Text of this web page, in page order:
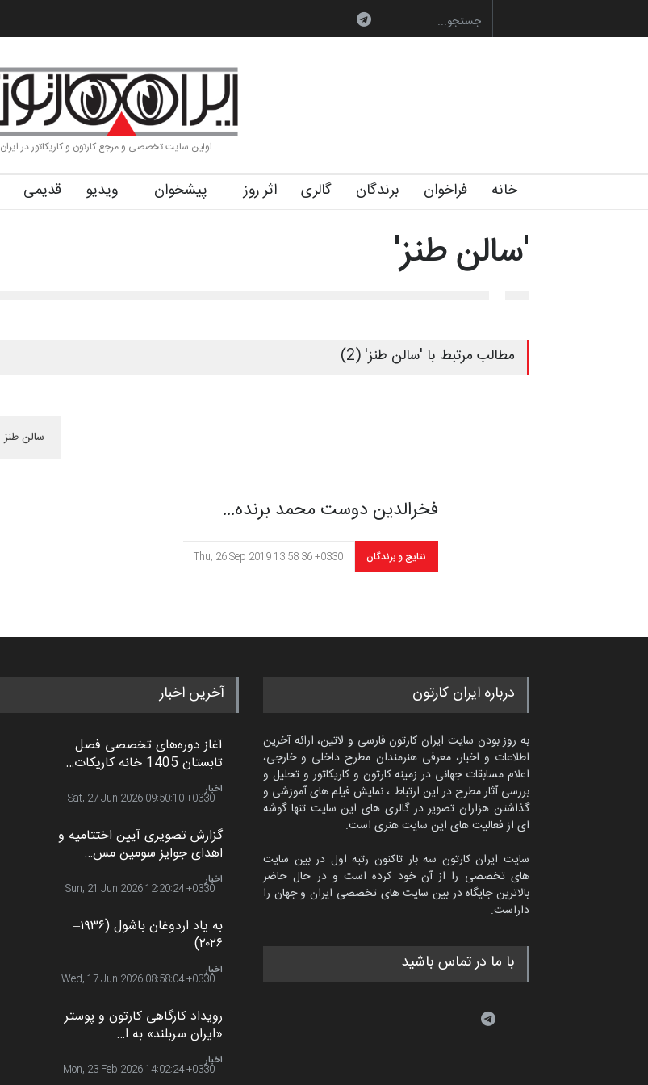
اولین سایت تخصصی و مرجع کارتون و کاریکاتور در ایران
خانه فراخوان برندگان گالری اثر روز پیشخوان ویدیو قدیمی
'سالن طنز'
مطالب مرتبط با 'سالن طنز' (2)
فخرالدین دوست محمد برنده…
نتایج و برندگان Thu, 26 Sep 2019 13:58:36 +0330
درباره ایران کارتون
به روز بودن سایت ایران کارتون فارسی و لاتین، ارائه آخرین
اطلاعات و اخبار، معرفی هنرمندان مطرح داخلی و خارجی،
اعلام مسابقات جهانی در زمینه کارتون و کاریکاتور و تحلیل و
بررسی آثار مطرح در این ارتباط ، نمایش فیلم های آموزشی و
گذاشتن هزاران تصویر در گالری های این سایت تنها گوشه
ای از فعالیت های این سایت هنری است.
سایت ایران کارتون سه بار تاکنون رتبه اول در بین سایت
های تخصصی را از آن خود کرده است و در حال حاضر
بالاترین جایگاه در بین سایت های تخصصی ایران و جهان را
داراست.
با ما در تماس باشید
آخرین اخبار
آغاز دوره‌های تخصصی فصل
تابستان 1405 خانه کاریکات…
اخبار
Sat, 27 Jun 2026 09:50:10 +0330
گزارش تصویری آیین اختتامیه و
اهدای جوایز سومین مس…
اخبار
Sun, 21 Jun 2026 12:20:24 +0330
به یاد اردوغان باشول (۱۹۳۶–
۲۰۲۶)
اخبار
Wed, 17 Jun 2026 08:58:04 +0330
رویداد کارگاهی کارتون و پوستر
«ایران سربلند» به ا…
اخبار
Mon, 23 Feb 2026 14:02:24 +0330